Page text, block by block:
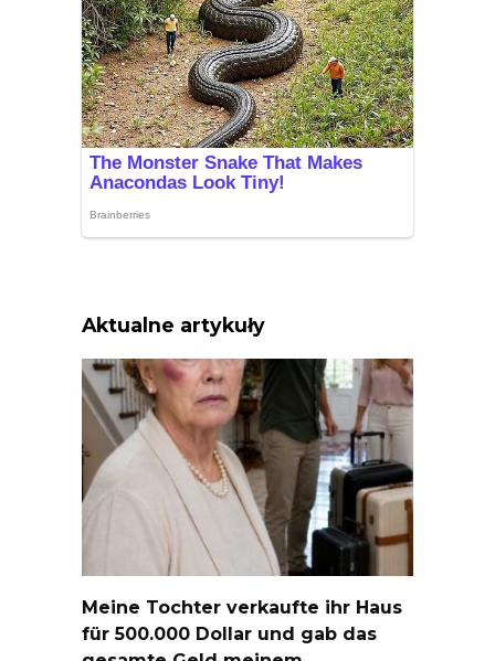
Aktualne artykuły
Meine Tochter verkaufte ihr Haus
für 500.000 Dollar und gab das